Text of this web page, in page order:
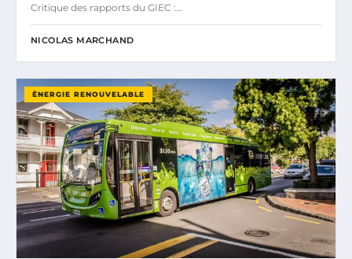
Critique des rapports du GIEC :…
NICOLAS MARCHAND
ÉNERGIE RENOUVELABLE